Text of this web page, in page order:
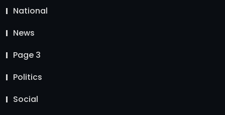
National
News
Page 3
Politics
Social